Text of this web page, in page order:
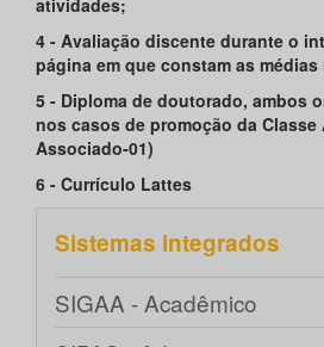
atividades;
4 - Avaliação discente durante o
página em que constam as
5 - Diploma de doutorado, ambos
nos casos de promoção da Classe
Associado-01)
6 - Currículo Lattes
Sistemas integrados
SIGAA - Acadêmico